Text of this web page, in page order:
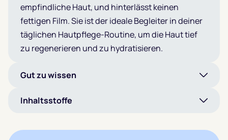
empfindliche Haut, und hinterlässt keinen
fettigen Film. Sie ist der ideale Begleiter in deiner
täglichen Hautpflege-Routine, um die Haut tief
zu regenerieren und zu hydratisieren.
Gut zu wissen
Inhaltsstoffe